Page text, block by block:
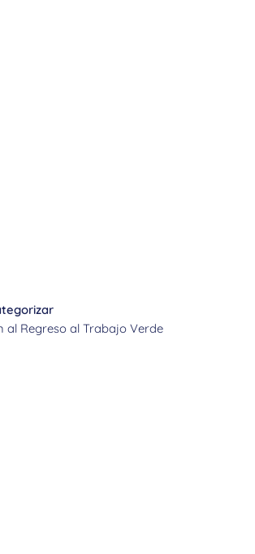
al Regreso al Trabajo Verde